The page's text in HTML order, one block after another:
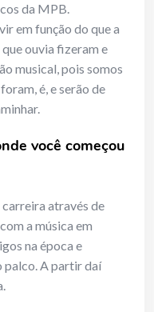
da MPB.
em função do que a
ouvia fizeram e
musical, pois somos
é, e serão de
você começou
através de
a música em
na época e
palco. A partir daí